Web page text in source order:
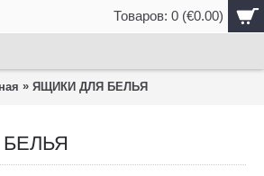
Товаров: 0 (€0.00)
» ЯЩИКИ ДЛЯ БЕЛЬЯ